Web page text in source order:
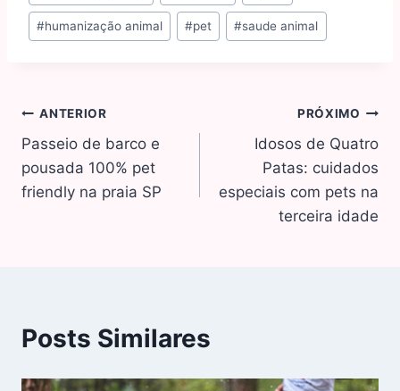
#humanização animal #pet #saude animal
ANTERIOR
Passeio de barco e
pousada 100% pet
friendly na praia SP
PRÓXIMO
Idosos de Quatro
Patas: cuidados
especiais com pets na
terceira idade
Posts Similares